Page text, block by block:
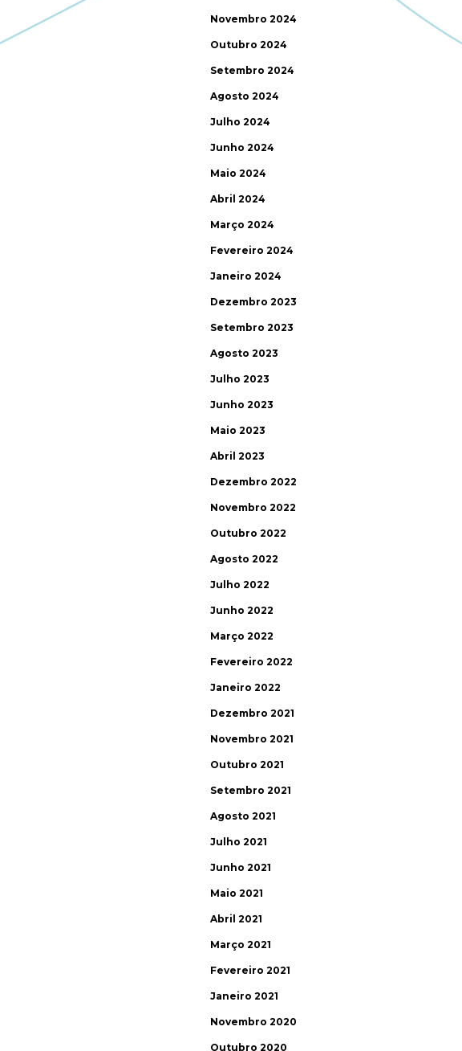
Novembro 2024
Outubro 2024
Setembro 2024
Agosto 2024
Julho 2024
Junho 2024
Maio 2024
Abril 2024
Março 2024
Fevereiro 2024
Janeiro 2024
Dezembro 2023
Setembro 2023
Agosto 2023
Julho 2023
Junho 2023
Maio 2023
Abril 2023
Dezembro 2022
Novembro 2022
Outubro 2022
Agosto 2022
Julho 2022
Junho 2022
Março 2022
Fevereiro 2022
Janeiro 2022
Dezembro 2021
Novembro 2021
Outubro 2021
Setembro 2021
Agosto 2021
Julho 2021
Junho 2021
Maio 2021
Abril 2021
Março 2021
Fevereiro 2021
Janeiro 2021
Novembro 2020
Outubro 2020